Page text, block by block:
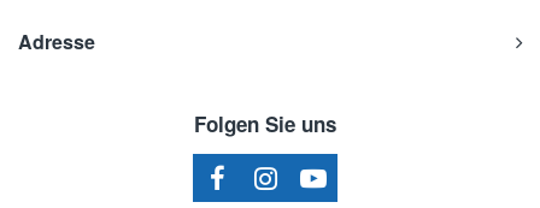
Adresse
Folgen Sie uns